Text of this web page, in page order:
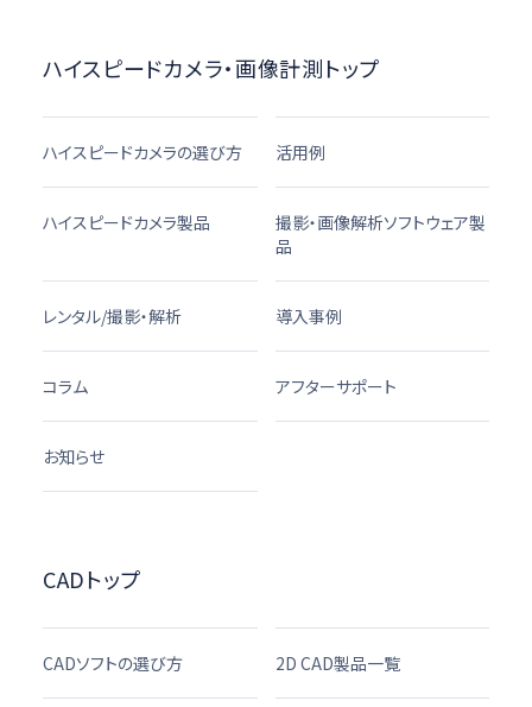
ハイスピードカメラ・画像計測トップ
ハイスピードカメラの選び方 活用例
ハイスピードカメラ製品
撮影・画像解析ソフトウェア製
品
レンタル/撮影・解析 導入事例
コラム アフターサポート
お知らせ
CADトップ
CADソフトの選び方 2D CAD製品一覧